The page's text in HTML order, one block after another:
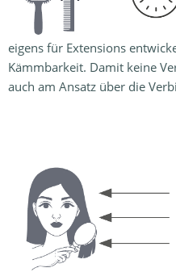
eigens für Extensions
Kämmbarkeit. Damit keine
auch am Ansatz über die